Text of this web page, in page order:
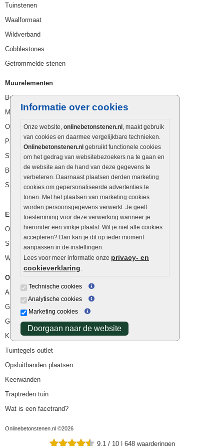
Informatie over cookies
Onze website, onlinebetonstenen.nl , maakt gebruik
van cookies en daarmee vergelijkbare technieken.
Onlinebetonstenen.nl gebruikt functionele cookies
om het gedrag van websitebezoekers na te gaan en
de website aan de hand van deze gegevens te
verbeteren. Daarnaast plaatsen derden marketing
cookies om gepersonaliseerde advertenties te
tonen. Met het plaatsen van marketing cookies
worden persoonsgegevens verwerkt. Je geeft
toestemming voor deze verwerking wanneer je
hieronder een vinkje plaatst. Wil je niet alle cookies
accepteren? Dan kan je dit op ieder moment
aanpassen in de instellingen.
Lees voor meer informatie onze privacy- en
cookieverklaring
Technische cookies
Analytische cookies
Marketing cookies
Doorgaan naar de website
Tuinstenen
Waalformaat
Wildverband
Cobblestones
Getrommelde stenen
Muurelementen
Betonbielzen
Muurstenen
Opsluitbanden
Palissaden
Stapelblokken
Betonblokken
Stapelstenen
Extra benodigdheden
Ophoogzand
Siergrind en siersplit
Waterafvoer
Overig
Aanbiedingen
Goedkope bestrating
Goedkope tuintegels
Kunstgras
Tuintegels outlet
Opsluitbanden plaatsen
Keerwanden
Traptreden tuin
Wat is een facetrand?
Onlinebetonstenen.nl ©2026
9.1 / 10 | 648 waarderingen